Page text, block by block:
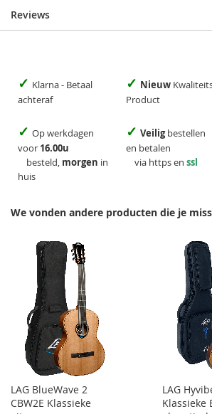
Reviews
✓ Klarna - Betaal
achteraf
✓ Nieuw
Product
✓ Op werkdagen
voor 16.00u
besteld, morgen in
huis
✓ Veiligbestellen
en betalen
via https en ssl
We vonden andere producten die je
LAG BlueWave 2
CBW2E Klassieke
LAG
Klassieke